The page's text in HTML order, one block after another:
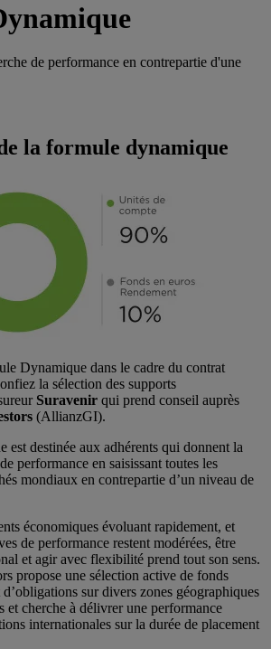
de performance en contrepartie d'une
la formule dynamique
Dynamique dans le cadre du contrat
la sélection des supports
Suravenir qui prend conseil auprès
(AllianzGI).
destinée aux adhérents qui donnent la
performance en saisissant toutes les
mondiaux en contrepartie d’un niveau de
économiques évoluant rapidement, et
de performance restent modérées, être
et agir avec flexibilité prend tout son sens.
propose une sélection active de fonds
sur divers zones géographiques
et cherche à délivrer une performance
internationales sur la durée de placement